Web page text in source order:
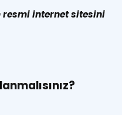
resmi internet sitesini